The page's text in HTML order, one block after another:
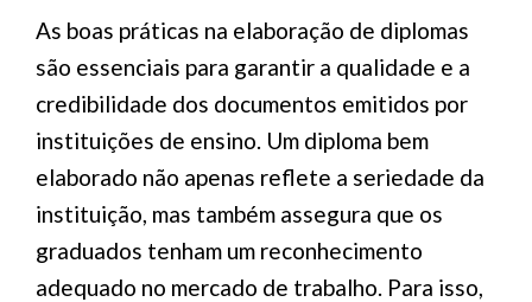
As boas práticas na elaboração de diplomas
são essenciais para garantir a qualidade e a
credibilidade dos documentos emitidos por
instituições de ensino. Um diploma bem
elaborado não apenas reflete a seriedade da
instituição, mas também assegura que os
graduados tenham um reconhecimento
adequado no mercado de trabalho. Para isso,